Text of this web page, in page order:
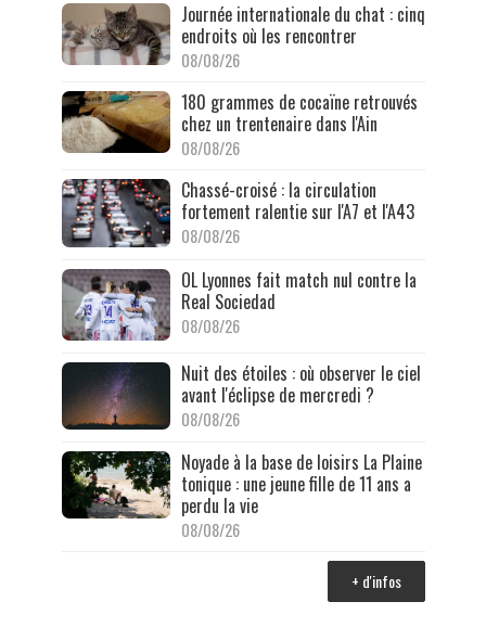
Journée internationale du chat : cinq
endroits où les rencontrer
08/08/26
180 grammes de cocaïne retrouvés
chez un trentenaire dans l'Ain
08/08/26
Chassé-croisé : la circulation
fortement ralentie sur l'A7 et l'A43
08/08/26
OL Lyonnes fait match nul contre la
Real Sociedad
08/08/26
Nuit des étoiles : où observer le ciel
avant l'éclipse de mercredi ?
08/08/26
Noyade à la base de loisirs La Plaine
tonique : une jeune fille de 11 ans a
perdu la vie
08/08/26
+ d'infos